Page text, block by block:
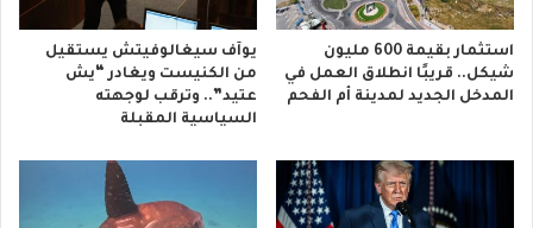
استثمار بقيمة 600 مليون
شيكل.. قريبًا انطلاق العمل في
المدخل الجديد لمدينة أم الفحم
يوآف سيغالوفيتش يستقيل
من الكنيست ويغادر “يش
عتيد”.. وترقب لوجهته
السياسية المقبلة